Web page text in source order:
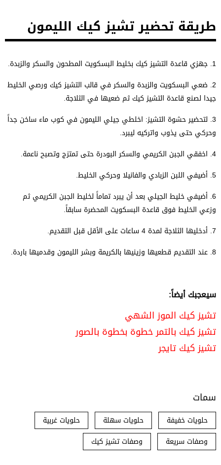
طريقة تحضير تشيز كيك الليمون
1. جهزي قاعدة التشيز كيك بخليط البسكويت المطحون والسكر والزبدة.
2. ضعي البسكويت والزبدة والسكر في قالب التشيز كيك ورصي الخليط
جيدا لصنع قاعدة التشيز كيك ثم ضعيها في الثلاجة.
3. لتحضير حشوة التشيز: اخلطي جيلي الليمون في كوب ماء ساخن جداً
وحركي حتى يذوب واتركيه ليبرد.
4. اخفقي الجبن الكريمي والسكر البودرة حتى تمتزج وتصبح ناعمة.
5. أ ضيفي اللبن الزبادي والفانيلا وحركي الخليط.
6. أ ضيفي خليط الجيلي بعد أن يبرد تماماً لخليط الجبن الكريمي ثم
وزعي الخليط فوق قاعدة البسكويت المحضرة سابقاً.
7. أ دخليها الثلاجة لمدة 4 ساعات على الأقل قبل التقديم.
8. عند التقديم قطعيها وزينيها بالكريمة وبشر الليمون وقدميها باردة.
سيعجبك أيضاً:
تشيز كيك الموز الشهي
تشيز كيك بالتمر خطوة بخطوة بالصور
تشيز كيك تايجر
سمات
حلويات خفيفة حلويات سهلة
حلويات غربية
وصفات سريعة
وصفات تشيز كيك